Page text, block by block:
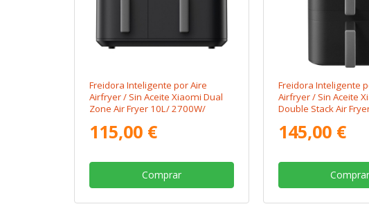
Freidora Inteligente por Aire
Airfryer / Sin Aceite Xiaomi Dual
Zone Air Fryer 10L/ 2700W/
115,00 €
Comprar
Freidora Inteligente
Airfryer / Sin Aceite
Double Stack Air
145,00 €
Comprar